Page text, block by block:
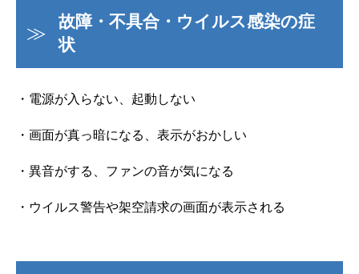
故障・不具合・ウイルス感染の症
状
・電源が入らない、起動しない
・画面が真っ暗になる、表示がおかしい
・異音がする、ファンの音が気になる
・ウイルス警告や架空請求の画面が表示される